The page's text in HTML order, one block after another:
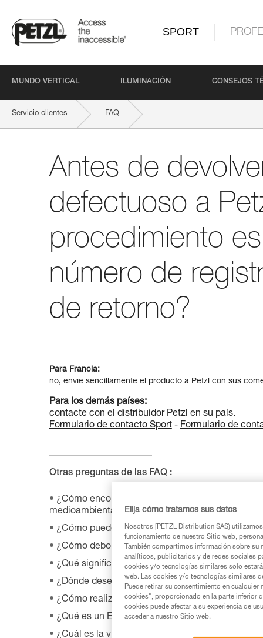
SPORT
MUNDO VERTICAL ILUMINACIÓN CONSEJOS
Servicio clientes FAQ
Antes de
defectuoso a
procedimiento
número de
de retorno?
Para Francia:
no, envíe sencillamente el producto a Petzl con sus
Para los demás países:
contacte con el distribuidor Petzl en su país.
Formulario de contacto Sport- Formulario de
Otras preguntas de las FAQ :
¿Cómo encontrar la ficha de producto relativa a
medioambientales de su producto?
¿Cómo puedo contactar con Petzl?
¿Cómo debo almacenar mi equipo?
¿Qué significa WLL?
¿Dónde desechar el embalaje de mi producto?
¿Cómo realizar el mantenimiento correcto de mi
¿Qué es un EPI?
¿Cuál es la vida útil de mi equipo Petzl?
Elija cómo tratamos sus datos
Nosotros [PETZL Distribution SAS)
funcionamiento de nuestro Sitio web,
También compartimos información sobre
analíticos, publicitarios y de redes sociales
cookies y/o tecnologías similares solo
web. Las cookies y/o tecnologías similares
Puede retirar su consentimiento en
cookies", proporcionado en la parte inferior
cookies puede afectar a su experiencia de
acceder a nuestro Sitio web.